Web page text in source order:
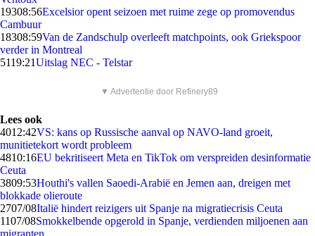
19308:56Excelsior opent seizoen met ruime zege op promovendus
Cambuur
18308:59Van de Zandschulp overleeft matchpoints, ook Griekspoor
verder in Montreal
5119:21Uitslag NEC - Telstar
▼ Advertentie door Refinery89
Lees ook
4012:42VS: kans op Russische aanval op NAVO-land groeit,
munitietekort wordt probleem
4810:16EU bekritiseert Meta en TikTok om verspreiden desinformatie
Ceuta
3809:53Houthi's vallen Saoedi-Arabië en Jemen aan, dreigen met
blokkade olieroute
2707/08Italië hindert reizigers uit Spanje na migratiecrisis Ceuta
1107/08Smokkelbende opgerold in Spanje, verdienden miljoenen aan
migranten